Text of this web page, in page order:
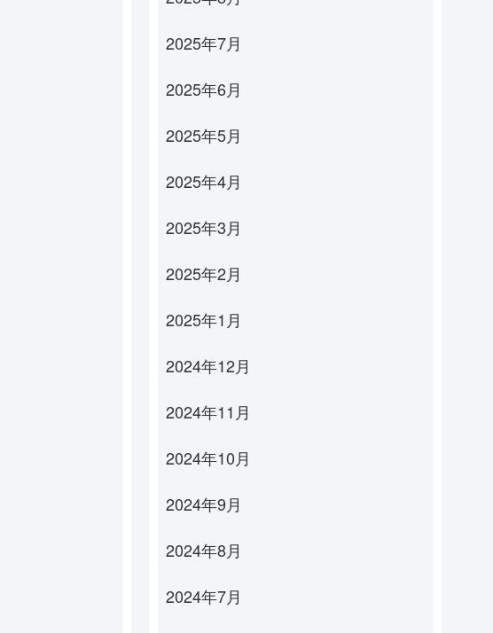
2025年7月
2025年6月
2025年5月
2025年4月
2025年3月
2025年2月
2025年1月
2024年12月
2024年11月
2024年10月
2024年9月
2024年8月
2024年7月